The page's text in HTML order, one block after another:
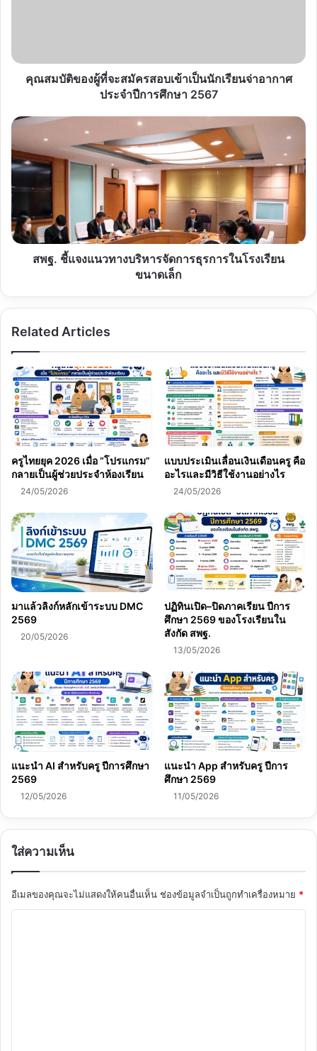
เป็น
นักเรียน
ประจำ
การ
ศึกษา
คุณสมบัติของผู้ที่จะสมัครสอบเข้าเป็นนักเรียนจ่าอากาศ
ประจำปีการศึกษา 2567
สพฐ.
แนวทาง
บริหาร
จัดการ
ธุรการ
ใน
โรงเรียน
ขนาด
สพฐ. ชี้แจงแนวทางบริหารจัดการธุรการในโรงเรียน
ขนาดเล็ก
Related Articles
ครูไทยยุค 2026 เมื่อ “โปรแกรม”
กลายเป็นผู้ช่วยประจำห้องเรียน
24/05/2026
แบบประเมินเลื่อนเงินเดือนครู คือ
อะไรและมีวิธีใช้งานอย่างไร
24/05/2026
มาแล้วลิงก์หลักเข้าระบบ DMC
2569
20/05/2026
ปฏิทินเปิด–ปิดภาคเรียน ปีการ
ศึกษา 2569 ของโรงเรียนใน
สังกัด สพฐ.
13/05/2026
แนะนำ AI สำหรับครู ปีการศึกษา
2569
12/05/2026
แนะนำ App สำหรับครู ปีการ
ศึกษา 2569
11/05/2026
ใส่ความเห็น
อีเมลของคุณจะไม่แสดงให้คนอื่นเห็น ช่องข้อมูลจำเป็นถูกทำเครื่องหมาย *